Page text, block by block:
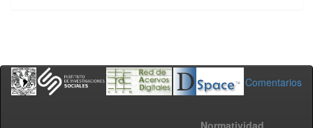
Comentarios